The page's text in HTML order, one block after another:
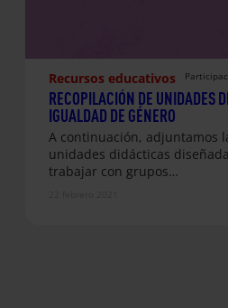
Recursos educativos
RECOPILACIÓN DE UNIDADES
IGUALDAD DE GÉNERO
A continuación, adjuntamos
unidades didácticas
trabajar con grupos…